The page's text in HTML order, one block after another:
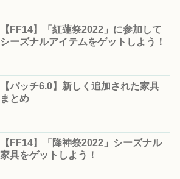
【FF14】「紅蓮祭2022」に参加して
シーズナルアイテムをゲットしよう！
【パッチ6.0】新しく追加された家具
まとめ
【FF14】「降神祭2022」シーズナル
家具をゲットしよう！